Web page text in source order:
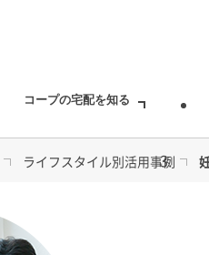
コープの宅配を知る
ライフスタイル別活用事例